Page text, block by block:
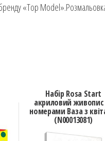
«Top
Набір Rosa Start
акриловий живопис
номерами Ваза з
(N00013081)